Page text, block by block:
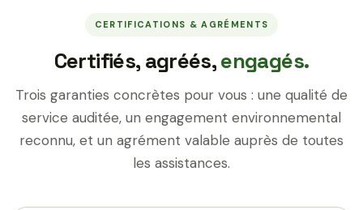
CERTIFICATIONS & AGRÉMENTS
Certifiés, agréés,engagés.
Trois garanties concrètes pour vous : une qualité de
service auditée, un engagement environnemental
reconnu, et un agrément valable auprès de toutes
les assistances.